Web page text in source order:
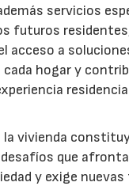
servicios
futuros
acceso a
cada hogar y
la vivienda
que
y exige nuevas